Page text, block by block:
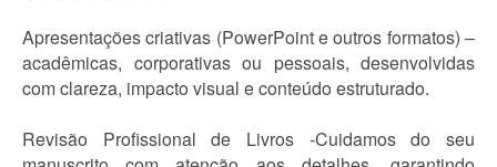
Apresentações criativas (PowerPoint e outros formatos) –
acadêmicas, corporativas ou pessoais, desenvolvidas
com clareza, impacto visual e conteúdo estruturado.
Revisão Profissional de Livros -Cuidamos do seu